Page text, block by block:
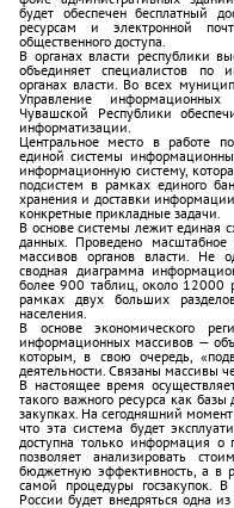
будет обеспечен бесплатный
ресурсам и электронной
общественного доступа.
В органах власти республики
объединяет специалистов по
органах власти. Во всех
Управление информационных
Чувашской Республики
информатизации.
Центральное место в работе
единой системы
информационную систему,
подсистем в рамках единого
хранения и доставки
конкретные прикладные задачи.
В основе системы лежит единая
данных. Проведено
массивов органов власти. Не
сводная диаграмма
более 900 таблиц, около 12000
рамках двух больших
населения.
В основе экономического
информационных массивов —
которым, в свою очередь,
деятельности. Связаны массивы
В настоящее время
такого важного ресурса как
закупках. На сегодняшний
что эта система будет
доступна только информация о
позволяет анализировать
бюджетную эффективность, а в
самой процедуры госзакупок.
России будет внедряться одна